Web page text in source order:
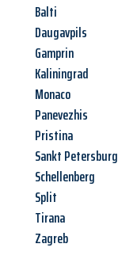
Balti
Daugavpils
Gamprin
Kaliningrad
Monaco
Panevezhis
Pristina
Sankt Petersburg
Schellenberg
Split
Tirana
Zagreb